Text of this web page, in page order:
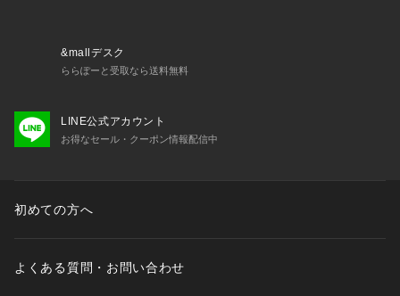
&mallデスク
ららぽーと受取なら送料無料
LINE公式アカウント
お得なセール・クーポン情報配信中
初めての方へ
よくある質問・お問い合わせ